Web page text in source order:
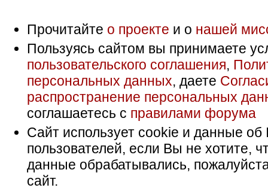
Прочитайте о проекте и о нашей
Пользуясь сайтом вы принимаете
пользовательского соглашения,
персональных данных, даете
распространение персональных
соглашаетесь с правилами форума
Сайт использует cookie и данные об
пользователей, если Вы не хотите,
данные обрабатывались,
сайт.